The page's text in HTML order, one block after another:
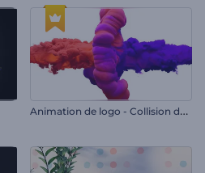
A
nimation de logo - Collision de couleurs